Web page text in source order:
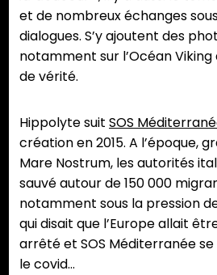
et de nombreux échanges
dialogues. S’y ajoutent des
notamment sur l’Océan
de vérité.
Hippolyte suit SOS
création en 2015. A l’époque,
Mare Nostrum, les autorités
sauvé autour de 150 000
notamment sous la pression
qui disait que l’Europe allait
arrêté et SOS Méditerranée
le covid…